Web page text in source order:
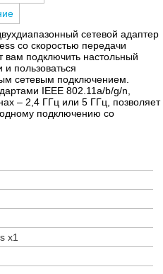
сетевой адаптер
со скоростью передачи
подключить настольный
пользоваться
сетевым подключением.
IEEE 802.11a/b/g/n,
– 2,4 ГГц или 5 ГГц, позволяет
подключению со
x1